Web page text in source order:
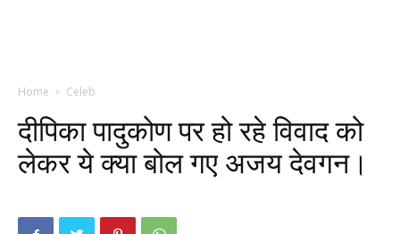
Home Celeb
दीपिका पादुकोण पर हो रहे विवाद को
लेकर ये क्या बोल गए अजय देवगन।